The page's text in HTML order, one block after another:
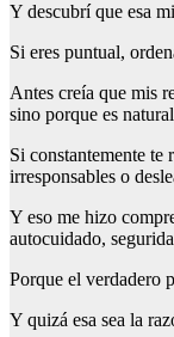
Y descubrí que esa
Si eres puntual,
Antes creía que mis
sino porque es
Si constantemente te
irresponsables o
Y eso me hizo
autocuidado,
Porque el verdadero
Y quizá esa sea la